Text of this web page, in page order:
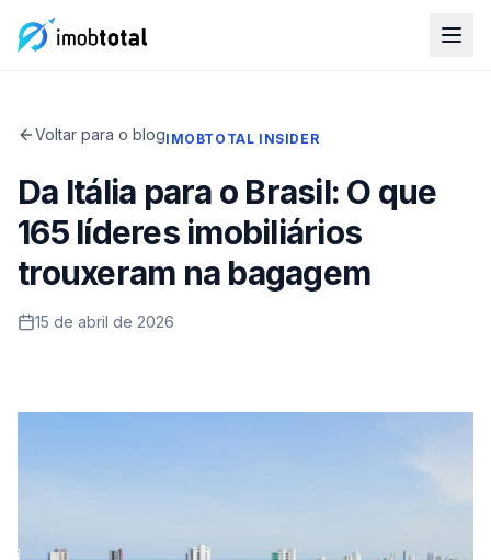
Voltar para o blogIMOBTOTAL INSIDER
Da Itália para o Brasil: O que
165 líderes imobiliários
trouxeram na bagagem
15 de abril de 2026